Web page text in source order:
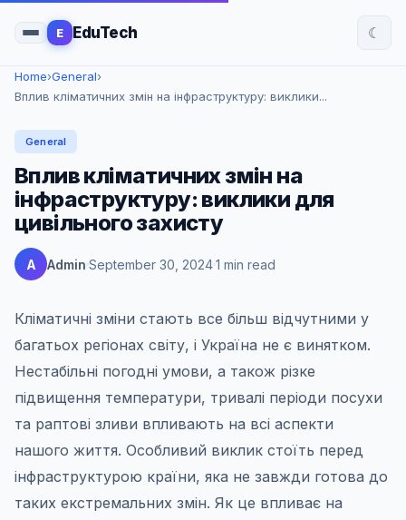
E EduTech ☾
Home›General›
Вплив кліматичних змін на інфраструктуру: виклики...
General
Вплив кліматичних змін на
інфраструктуру: виклики для
цивільного захисту
A Admin September 30, 20241 min read
Кліматичні зміни стають все більш відчутними у
багатьох регіонах світу, і Україна не є винятком.
Нестабільні погодні умови, а також різке
підвищення температури, тривалі періоди посухи
та раптові зливи впливають на всі аспекти
нашого життя. Особливий виклик стоїть перед
інфраструктурою країни, яка не завжди готова до
таких екстремальних змін. Як це впливає на